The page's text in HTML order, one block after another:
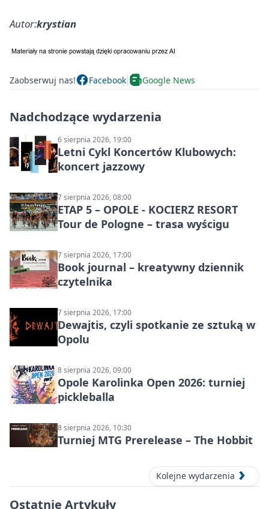
Autor:krystian
Zaobserwuj nas! Facebook Google News
Nadchodzące wydarzenia
6 sierpnia 2026, 19:00
Letni Cykl Koncertów Klubowych:
koncert jazzowy
7 sierpnia 2026, 08:00
ETAP 5 – OPOLE - KOCIERZ RESORT
Tour de Pologne – trasa wyścigu
7 sierpnia 2026, 17:00
Book journal – kreatywny dziennik
czytelnika
7 sierpnia 2026, 17:00
Dewajtis, czyli spotkanie ze sztuką w
Opolu
8 sierpnia 2026, 09:00
Opole Karolinka Open 2026: turniej
pickleballa
8 sierpnia 2026, 10:30
Turniej MTG Prerelease – The Hobbit
Kolejne wydarzenia
Ostatnie Artykuły